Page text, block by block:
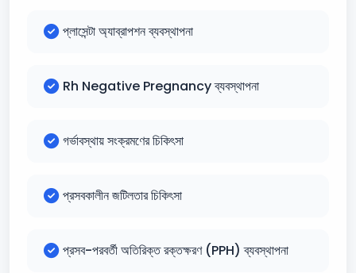
প্লাসেন্টা অ্যাব্রাপশন ব্যবস্থাপনা
Rh Negative Pregnancy ব্যবস্থাপনা
গর্ভাবস্থায় সংক্রমণের চিকিৎসা
প্রসবকালীন জটিলতার চিকিৎসা
প্রসব-পরবর্তী অতিরিক্ত রক্তক্ষরণ (PPH) ব্যবস্থাপনা